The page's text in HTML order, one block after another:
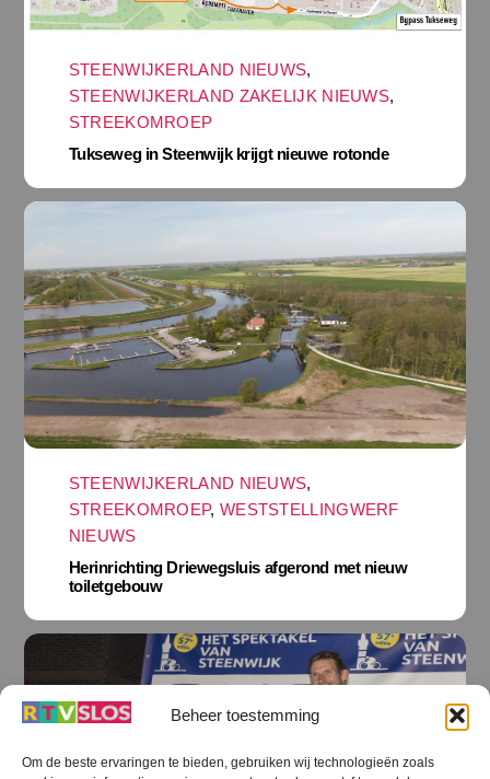
Beheer toestemming
Om de beste ervaringen te bieden, gebruiken wij technologieën zoals
STEENWIJKERLAND NIEUWS,
STEENWIJKERLAND ZAKELIJK NIEUWS,
STREEKOMROEP
Tukseweg in Steenwijk krijgt nieuwe rotonde
STEENWIJKERLAND NIEUWS,
STREEKOMROEP, WESTSTELLINGWERF
NIEUWS
Herinrichting Driewegsluis afgerond met nieuw
toiletgebouw